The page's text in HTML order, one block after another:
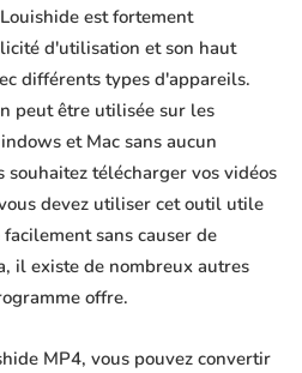
est fortement
d'utilisation et son haut
différents types d'appareils.
peut être utilisée sur les
et Mac sans aucun
souhaitez télécharger vos vidéos
devez utiliser cet outil utile
sans causer de
il existe de nombreux autres
offre.
MP4, vous pouvez convertir